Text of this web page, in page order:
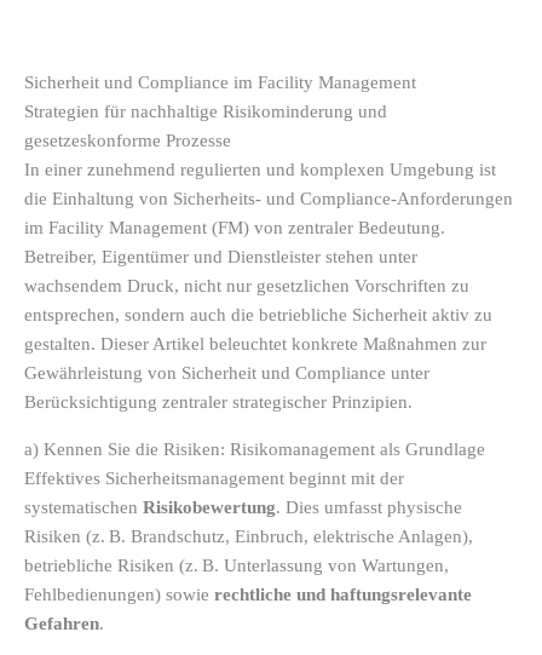
Sicherheit und Compliance im Facility Management
Strategien für nachhaltige Risikominderung und
gesetzeskonforme Prozesse
In einer zunehmend regulierten und komplexen Umgebung ist
die Einhaltung von Sicherheits- und Compliance-Anforderungen
im Facility Management (FM) von zentraler Bedeutung.
Betreiber, Eigentümer und Dienstleister stehen unter
wachsendem Druck, nicht nur gesetzlichen Vorschriften zu
entsprechen, sondern auch die betriebliche Sicherheit aktiv zu
gestalten. Dieser Artikel beleuchtet konkrete Maßnahmen zur
Gewährleistung von Sicherheit und Compliance unter
Berücksichtigung zentraler strategischer Prinzipien.
a) Kennen Sie die Risiken: Risikomanagement als Grundlage
Effektives Sicherheitsmanagement beginnt mit der
systematischen Risikobewertung. Dies umfasst physische
Risiken (z. B. Brandschutz, Einbruch, elektrische Anlagen),
betriebliche Risiken (z. B. Unterlassung von Wartungen,
Fehlbedienungen) sowie rechtliche und haftungsrelevante
Gefahren.